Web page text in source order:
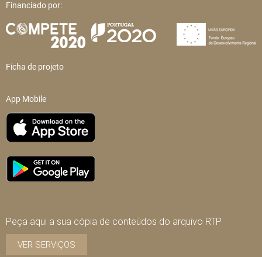
Financiado por:
Ficha de projeto
App Mobile
Peça aqui a sua cópia de conteúdos do arquivo RTP
VER SERVIÇOS